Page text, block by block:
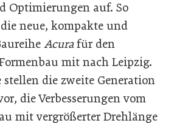
Optimierungen auf. So
neue, kompakte und
Acurafür den
mit nach Leipzig.
stellen die zweite Generation
die Verbesserungen vom
mit vergrößerter Drehlänge